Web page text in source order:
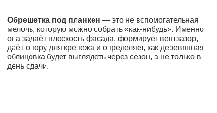
Обрешетка под планкен — это не вспомогательная
мелочь, которую можно собрать «как-нибудь». Именно
она задаёт плоскость фасада, формирует вентзазор,
даёт опору для крепежа и определяет, как деревянная
облицовка будет выглядеть через сезон, а не только в
день сдачи.